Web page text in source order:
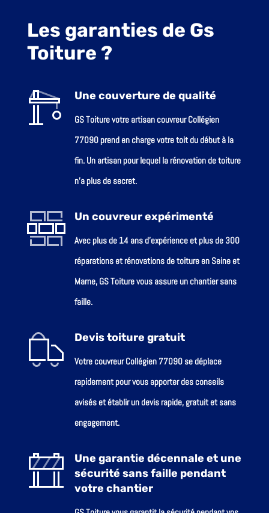
Les garanties de Gs
Toiture ?
Une couverture de qualité
GS Toiture votre artisan couvreur Collégien
77090 prend en charge votre toit du début à la
fin. Un artisan pour lequel la rénovation de toiture
n’a plus de secret.
Un couvreur expérimenté
Avec plus de 14 ans d’expérience et plus de 300
réparations et rénovations de toiture en Seine et
Marne, GS Toiture vous assure un chantier sans
faille.
Devis toiture gratuit
Votre couvreur Collégien 77090 se déplace
rapidement pour vous apporter des conseils
avisés et établir un devis rapide, gratuit et sans
engagement.
Une garantie décennale et une
sécurité sans faille pendant
votre chantier